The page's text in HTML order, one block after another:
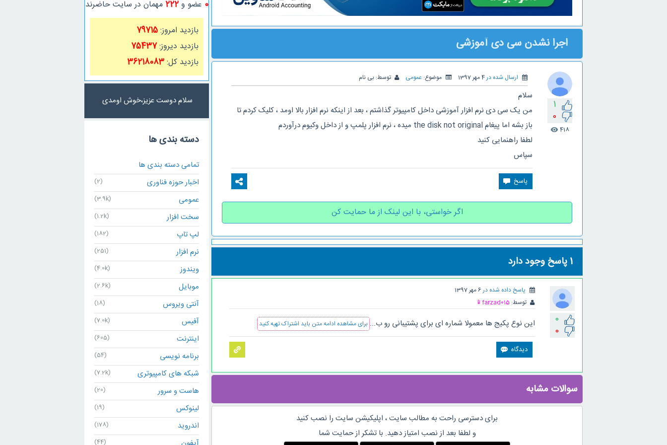
اجرا نشدن سی دی آموزشی
1
0
418
visibility
ارسال شده در4 مهر 1397 موضوع: عمومی توسط: بی نام
سلام
من یک سی دی نرم افزار آموزشی داخل کامپیوتر گذاشتم ، بعد از اینکه نرم افزار بالا اومد ، کلیک کردم تا
باز بشه اما پیغام the disk not original میده ، نرم افزار پلمپ و از داخل وکیوم درآوردم
لطفا راهنمایی کنید
سپاس
اگر خواستی، با این لینک از ما حمایت کن
1پاسخ وجود دارد
0
0
پاسخ داده شده در 6 مهر 1397
توسط: farzad015
📱
این نوع پکیج ها معمولا شماره ای برای پشتیبانی رو ب... برای مشاهده ادامه متن باید اشتراک تهیه کنید
سوالات مشابه
برای دسترسی راحت به مطالب سایت ، اپلیکیشن سایت را نصب کنید
و لطفا بعد از نصب امتیاز دهید. با تشکر از حمایت شما
0 عضو و222 مهمان در سایت حاضرند
بازدید امروز:79715
بازدید دیروز:75437
بازدید کل:36218083
سلام دوست عزیز،خوش اومدی
دسته بندی ها
تمامی دسته بندی ها
اخبار حوزه فناوری
(2)
عمومی (3.9k)
سخت افزار (1.2k)
لپ تاپ (182)
نرم افزار (251)
ویندوز (4.0k)
موبایل (2.6k)
آنتی ویروس (18)
آفیس (7.0k)
اینترنت (605)
برنامه نویسی (54)
شبکه های کامپیوتری (7.2k)
هاست و سرور (20)
لینوکس (19)
اندروید (178)
(44)